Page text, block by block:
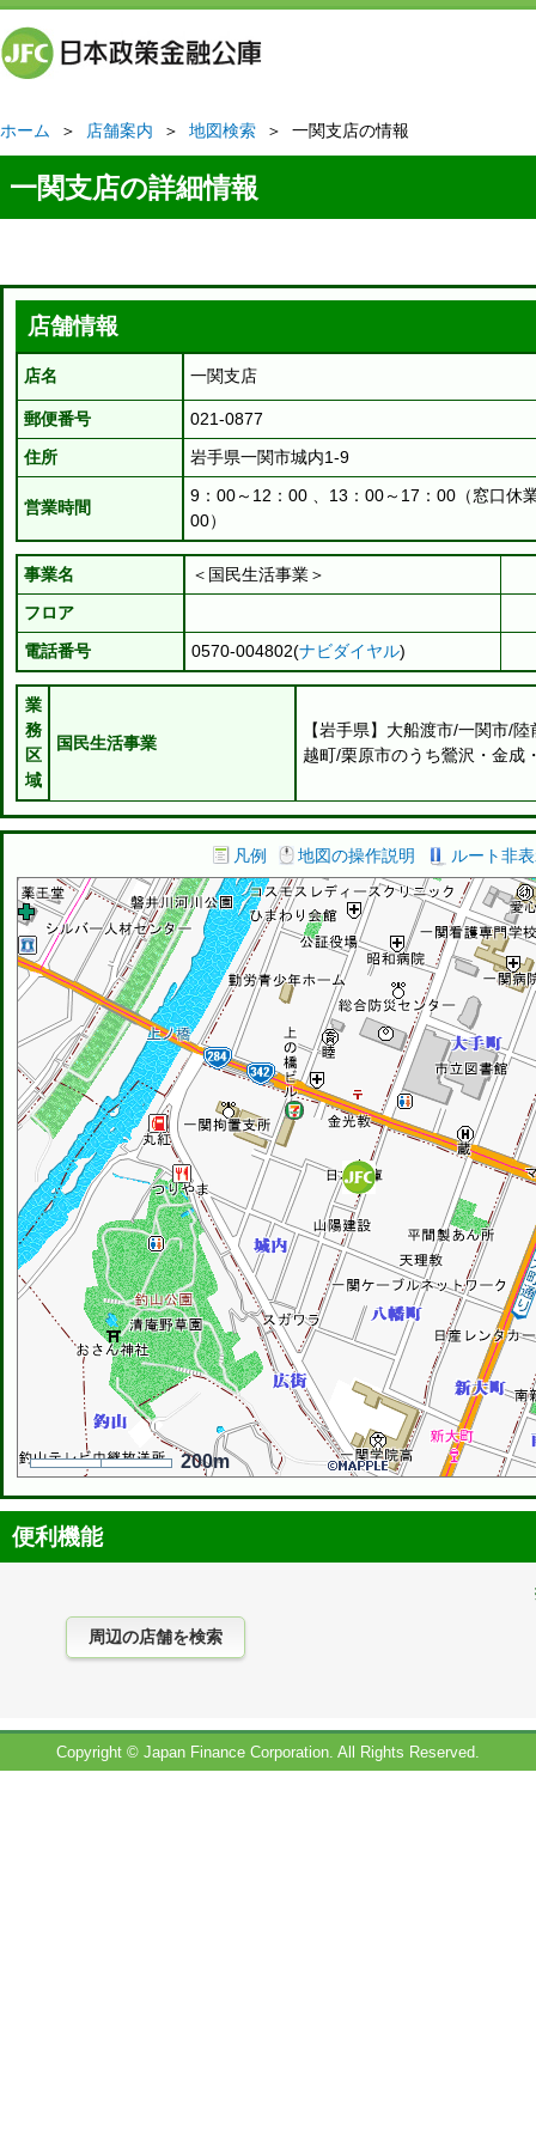
ホーム ＞ 店舗案内 ＞ 地図検索 ＞ 一関支店の情報
一関支店の詳細情報
店舗情報
店名 一関支店
郵便番号
021-0877
住所
岩手県一関市城内1-9
営業時間
9：00～12：00 、13：00～17：00（窓口休
00）
事業名
＜国民生活事業＞
フロア
電話番号
0570-004802(ナビダイヤル)
業
務
区
域
国民生活事業
【岩手県】大船渡市/一関市/
越町/栗原市のうち鶯沢・金成
凡例 地図の操作説明 ルート非
200m
便利機能
Copyright © Japan Finance Corporation. All Rights Reserved.